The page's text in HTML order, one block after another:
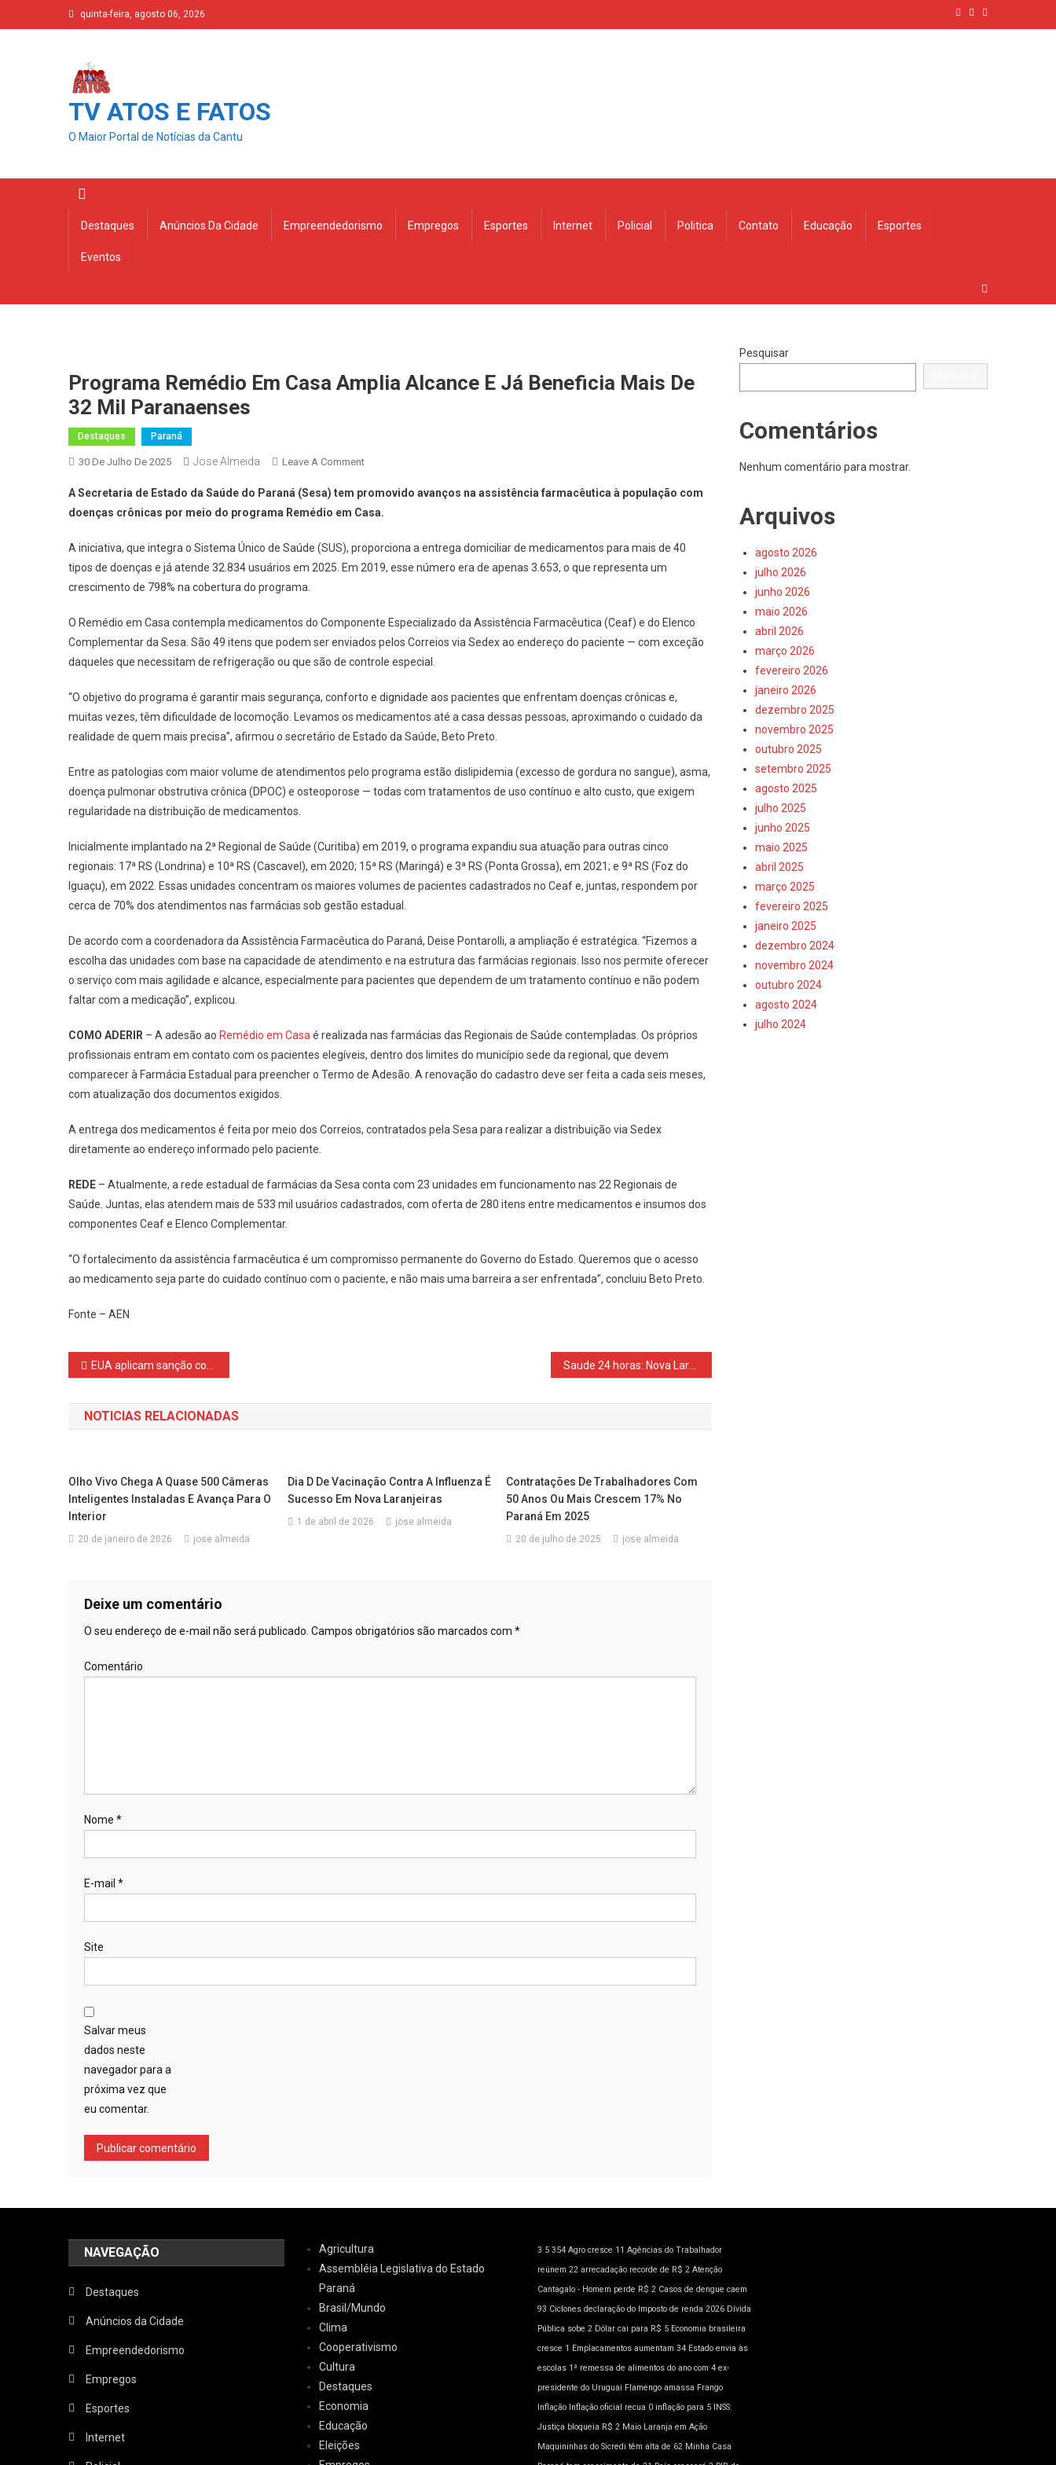
to
quinta-feira, agosto 06, 2026
TV ATOS E FATOS
O Maior Portal de Notícias da Cantu
Destaques Anúncios Da Cidade Empreendedorismo Empregos Esportes Internet Policial Politica Contato Educação Esportes
Eventos
Programa Remédio Em Casa Amplia Alcance E Já Beneficia Mais De
32 Mil Paranaenses
Destaques Paraná
30 De Julho De 2025 Jose Almeida Leave A CommentOn
Remédio
Em
Amplia
Alcance
Beneficia
Mais
De
Mil
Paranaenses
A Secretaria de Estado da Saúde do Paraná (Sesa) tem promovido avanços na assistência farmacêutica à população com
doenças crônicas por meio do programa Remédio em Casa.
A iniciativa, que integra o Sistema Único de Saúde (SUS), proporciona a entrega domiciliar de medicamentos para mais de 40
tipos de doenças e já atende 32.834 usuários em 2025. Em 2019, esse número era de apenas 3.653, o que representa um
crescimento de 798% na cobertura do programa.
O Remédio em Casa contempla medicamentos do Componente Especializado da Assistência Farmacêutica (Ceaf) e do Elenco
Complementar da Sesa. São 49 itens que podem ser enviados pelos Correios via Sedex ao endereço do paciente — com exceção
daqueles que necessitam de refrigeração ou que são de controle especial.
“O objetivo do programa é garantir mais segurança, conforto e dignidade aos pacientes que enfrentam doenças crônicas e,
muitas vezes, têm dificuldade de locomoção. Levamos os medicamentos até a casa dessas pessoas, aproximando o cuidado da
realidade de quem mais precisa”, afirmou o secretário de Estado da Saúde, Beto Preto.
Entre as patologias com maior volume de atendimentos pelo programa estão dislipidemia (excesso de gordura no sangue), asma,
doença pulmonar obstrutiva crônica (DPOC) e osteoporose — todas com tratamentos de uso contínuo e alto custo, que exigem
regularidade na distribuição de medicamentos.
Inicialmente implantado na 2ª Regional de Saúde (Curitiba) em 2019, o programa expandiu sua atuação para outras cinco
regionais: 17ª RS (Londrina) e 10ª RS (Cascavel), em 2020; 15ª RS (Maringá) e 3ª RS (Ponta Grossa), em 2021; e 9ª RS (Foz do
Iguaçu), em 2022. Essas unidades concentram os maiores volumes de pacientes cadastrados no Ceaf e, juntas, respondem por
cerca de 70% dos atendimentos nas farmácias sob gestão estadual.
De acordo com a coordenadora da Assistência Farmacêutica do Paraná, Deise Pontarolli, a ampliação é estratégica. “Fizemos a
escolha das unidades com base na capacidade de atendimento e na estrutura das farmácias regionais. Isso nos permite oferecer
o serviço com mais agilidade e alcance, especialmente para pacientes que dependem de um tratamento contínuo e não podem
faltar com a medicação”, explicou.
COMO ADERIR – A adesão ao Remédio em Casa é realizada nas farmácias das Regionais de Saúde contempladas. Os próprios
profissionais entram em contato com os pacientes elegíveis, dentro dos limites do município sede da regional, que devem
comparecer à Farmácia Estadual para preencher o Termo de Adesão. A renovação do cadastro deve ser feita a cada seis meses,
com atualização dos documentos exigidos.
A entrega dos medicamentos é feita por meio dos Correios, contratados pela Sesa para realizar a distribuição via Sedex
diretamente ao endereço informado pelo paciente.
REDE – Atualmente, a rede estadual de farmácias da Sesa conta com 23 unidades em funcionamento nas 22 Regionais de
Saúde. Juntas, elas atendem mais de 533 mil usuários cadastrados, com oferta de 280 itens entre medicamentos e insumos dos
componentes Ceaf e Elenco Complementar.
“O fortalecimento da assistência farmacêutica é um compromisso permanente do Governo do Estado. Queremos que o acesso
ao medicamento seja parte do cuidado contínuo com o paciente, e não mais uma barreira a ser enfrentada”, concluiu Beto Preto.
Fonte – AEN
Navegação
de
Post
EUA aplicam sanção contra Alexandre de Moraes por ação do 8 de janeiro
NOTICIAS RELACIONADAS
Olho Vivo Chega A Quase 500 Câmeras
Inteligentes Instaladas E Avança Para O
Interior
20 de janeiro de 2026 jose almeida
Dia D De Vacinação Contra A Influenza É
Sucesso Em Nova Laranjeiras
1 de abril de 2026 jose almeida
Contratações De Trabalhadores Com
50 Anos Ou Mais Crescem 17% No
Paraná Em 2025
20 de julho de 2025 jose almeida
Deixe um comentário
O seu endereço de e-mail não será publicado. Campos obrigatórios são marcados com *
Comentário
Nome *
E-mail *
Site
Salvar meus
dados neste
navegador para a
próxima vez que
eu comentar.
Pesquisar
Comentários
Nenhum comentário para mostrar.
Arquivos
agosto 2026
julho 2026
junho 2026
maio 2026
abril 2026
março 2026
fevereiro 2026
janeiro 2026
dezembro 2025
novembro 2025
outubro 2025
setembro 2025
agosto 2025
julho 2025
junho 2025
maio 2025
abril 2025
março 2025
fevereiro 2025
janeiro 2025
dezembro 2024
novembro 2024
outubro 2024
agosto 2024
julho 2024
NAVEGAÇÃO
Destaques
Anúncios da Cidade
Empreendedorismo
Empregos
Esportes
Internet
Agricultura
Assembléia Legislativa do Estado
Paraná
Brasil/Mundo
Clima
Cooperativismo
Cultura
Destaques
Economia
Educação
Eleições
3 5 354 Agro cresce 11 Agências do Trabalhador
reúnem 22 arrecadação recorde de R$ 2 Atenção
Cantagalo - Homem perde R$ 2 Casos de dengue caem
93 Ciclones declaração do Imposto de renda 2026 Dívida
Pública sobe 2 Dólar cai para R$ 5 Economia brasileira
cresce 1 Emplacamentos aumentam 34 Estado envia às
escolas 1ª remessa de alimentos do ano com 4 ex-
presidente do Uruguai Flamengo amassa Frango
Inflação Inflação oficial recua 0 inflação para 5 INSS:
Justiça bloqueia R$ 2 Maio Laranja em Ação
Maquininhas do Sicredi têm alta de 62 Minha Casa